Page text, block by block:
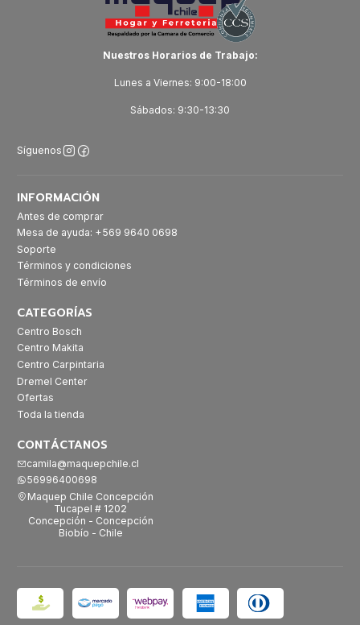
Nuestros Horarios de Trabajo:
Lunes a Viernes: 9:00-18:00
Sábados: 9:30-13:30
Síguenos
INFORMACIÓN
Antes de comprar
Mesa de ayuda: +569 9640 0698
Soporte
Términos y condiciones
Términos de envío
CATEGORÍAS
Centro Bosch
Centro Makita
Centro Carpintaria
Dremel Center
Ofertas
Toda la tienda
CONTÁCTANOS
camila@maquepchile.cl
56996400698
Maquep Chile Concepción
Tucapel # 1202
Concepción - Concepción
Biobío - Chile